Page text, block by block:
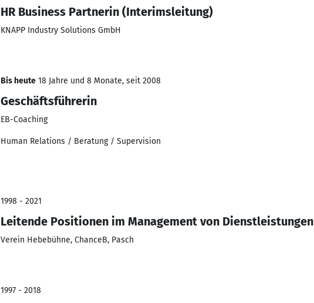
HR Business Partnerin (Interimsleitung)
KNAPP Industry Solutions GmbH
Bis heute 18 Jahre und 8 Monate, seit 2008
Geschäftsführerin
EB-Coaching
Human Relations / Beratung / Supervision
1998 - 2021
Leitende Positionen im Management von Dienstleistungen
Verein Hebebühne, ChanceB, Pasch
1997 - 2018